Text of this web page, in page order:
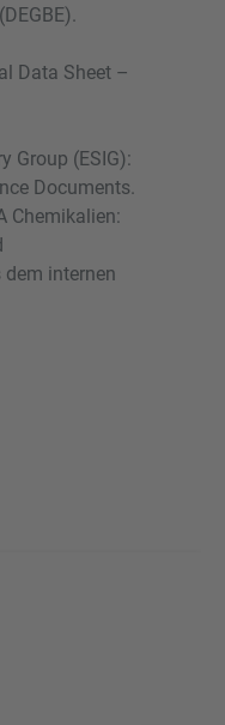
Data Sheet –
Group (ESIG):
Documents.
Chemikalien:
internen